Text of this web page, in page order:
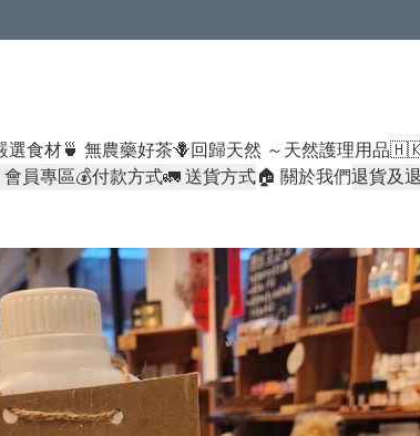
選食材🍵 無農藥好茶🪻回歸天然 ～天然護理用品🇭🇰
會員專區💰付款方式🚛 送貨方式🏠 關於我們退貨及